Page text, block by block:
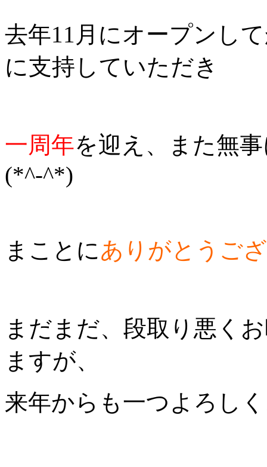
去年11月にオープンし
に支持していただき
一周年を迎え、また無
(*^-^*)
まことにありがとうご
まだまだ、段取り悪く
ますが、
来年からも一つよろし